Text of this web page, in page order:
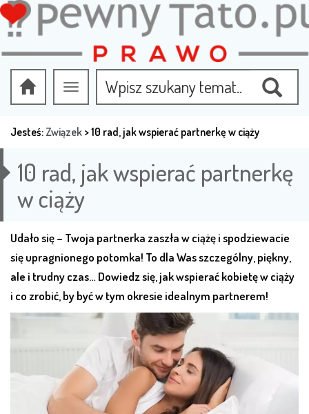
Przełącz
nawigację
Jesteś: Związek >10 rad, jak wspierać partnerkę w ciąży
10 rad, jak wspierać partnerkę
w ciąży
Udało się – Twoja partnerka zaszła w ciążę i spodziewacie
się upragnionego potomka! To dla Was szczególny, piękny,
ale i trudny czas… Dowiedz się, jak wspierać kobietę w ciąży
i co zrobić, by być w tym okresie idealnym partnerem!